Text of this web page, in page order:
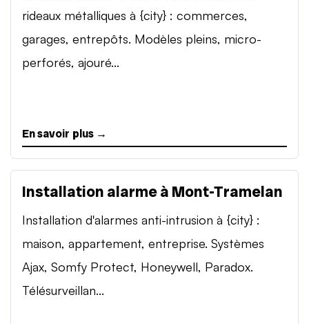
rideaux métalliques à {city} : commerces,
garages, entrepôts. Modèles pleins, micro-
perforés, ajouré...
En savoir plus →
Installation alarme à Mont-Tramelan
Installation d'alarmes anti-intrusion à {city} :
maison, appartement, entreprise. Systèmes
Ajax, Somfy Protect, Honeywell, Paradox.
Télésurveillan...